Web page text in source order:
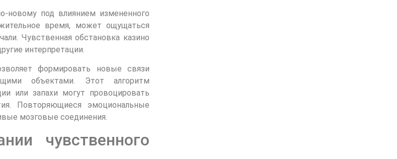
новому под влиянием измененного
время, может ощущаться
Чувственная обстановка казино
интерпретации.
формировать новые связи
объектами. Этот алгоритм
или запахи могут провоцировать
Повторяющиеся эмоциональные
мозговые соединения.
чувственного